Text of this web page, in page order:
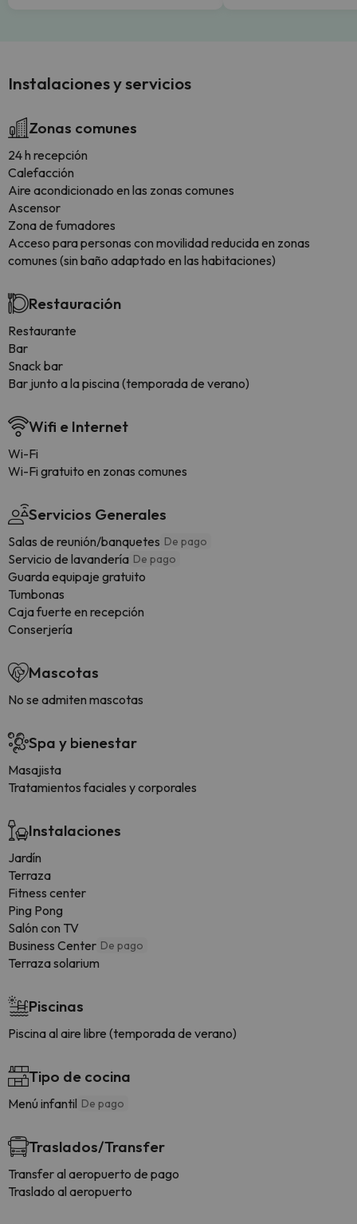
Instalaciones y servicios
Zonas comunes
24 h recepción
Calefacción
Aire acondicionado en las zonas comunes
Ascensor
Zona de fumadores
Acceso para personas con movilidad reducida en zonas
comunes (sin baño adaptado en las habitaciones)
Restauración
Restaurante
Bar
Snack bar
Bar junto a la piscina (temporada de verano)
Wifi e Internet
Wi-Fi
Wi-Fi gratuito en zonas comunes
Servicios Generales
Salas de reunión/banquetes De pago
Servicio de lavandería De pago
Guarda equipaje gratuito
Tumbonas
Caja fuerte en recepción
Conserjería
Mascotas
No se admiten mascotas
Spa y bienestar
Masajista
Tratamientos faciales y corporales
Instalaciones
Jardín
Terraza
Fitness center
Ping Pong
Salón con TV
Business Center De pago
Terraza solarium
Piscinas
Piscina al aire libre (temporada de verano)
Tipo de cocina
Menú infantil De pago
Traslados/Transfer
Transfer al aeropuerto de pago
Traslado al aeropuerto